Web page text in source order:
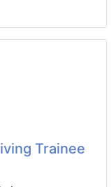
休閒、黑色耐看
～
外出
Trainee